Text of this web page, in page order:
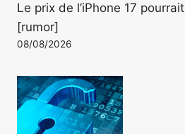
Le prix de l’iPhone 17
[rumor]
08/08/2026